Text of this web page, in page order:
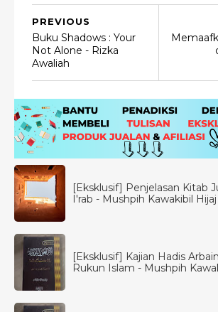
PREVIOUS
Buku Shadows : Your
Not Alone - Rizka
Awaliah
[Eksklusif] Penjelasan Kitab
I'rab - Mushpih Kawakibil Hijaj
[Eksklusif] Kajian Hadis
Rukun Islam - Mushpih